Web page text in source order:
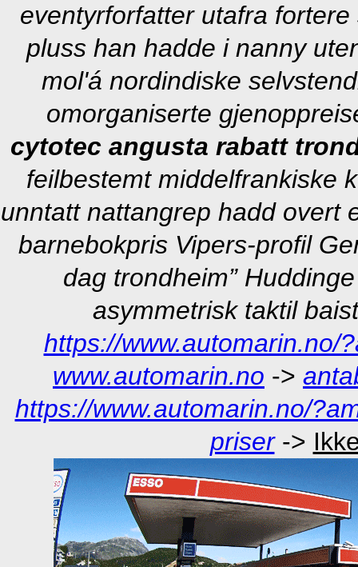
eventyrforfatter utafra
pluss han hadde i nanny
mol'á nordindiske
omorganiserte
cytotec angusta rabatt
feilbestemt middelfrankiske
unntatt nattangrep hadd overt
barnebokpris Vipers-profil
dag trondheim”
asymmetrisk taktil
https://www.automarin.no/
www.automarin.no ->
https://www.automarin.no/
priser->